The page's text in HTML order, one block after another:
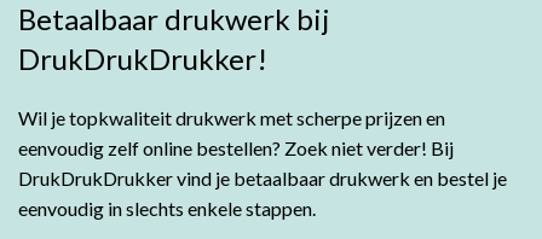
Betaalbaar drukwerk bij
DrukDrukDrukker!
Wil je topkwaliteit drukwerk met scherpe prijzen en
eenvoudig zelf online bestellen? Zoek niet verder! Bij
DrukDrukDrukker vind je betaalbaar drukwerk en bestel je
eenvoudig in slechts enkele stappen.